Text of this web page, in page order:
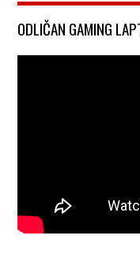
ODLIČAN GAMING